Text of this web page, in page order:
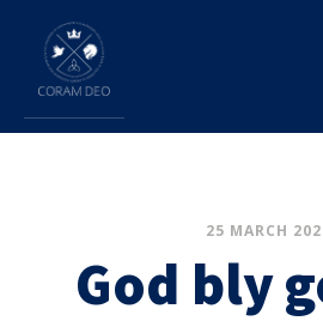
25 MARCH
God bly